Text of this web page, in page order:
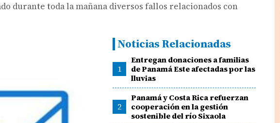
durante toda la mañana diversos fallos relacionados con
Noticias Relacionadas
1
Entregan donaciones a familias
de Panamá Este afectadas por las
lluvias
2
Panamá y Costa Rica refuerzan
cooperación en la gestión
sostenible del río Sixaola